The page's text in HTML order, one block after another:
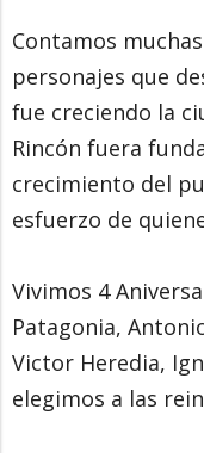
Contamos
personajes que
fue creciendo la
Rincón fuera
crecimiento del
esfuerzo de
Vivimos 4
Patagonia,
Victor Heredia,
elegimos a las